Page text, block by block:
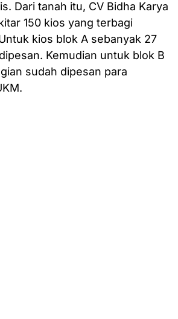
Dari tanah itu, CV Bidha Karya
150 kios yang terbagi
kios blok A sebanyak 27
Kemudian untuk blok B
sudah dipesan para